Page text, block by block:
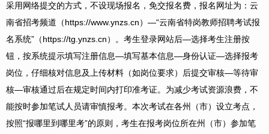
采用网络提交的方式，不设现场报名，免交报名费，报名网址为：云
南省招考频道（https://www.ynzs.cn）—“云南省特岗教师招聘考试报
名系统”（https://tg.ynzs.cn）。考生登录网站后—选择考生注册按
钮，按系统提示填写注册信息—填写基本信息—身份认证—选择报考
岗位，仔细核对信息及上传材料（如岗位要求）后提交审核—等待审
核—审核通过后在规定时间内打印准考证。为减少考试资源浪费，不
能按时参加笔试人员请审慎报考。本次考试在各州（市）设立考点，
按照“报哪里到哪里考”的原则，考生在报考岗位所在州（市）参加笔